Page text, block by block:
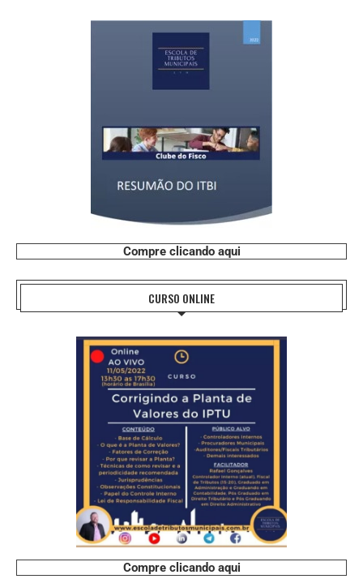
Compre clicando aqui
CURSO ONLINE
Compre clicando aqui